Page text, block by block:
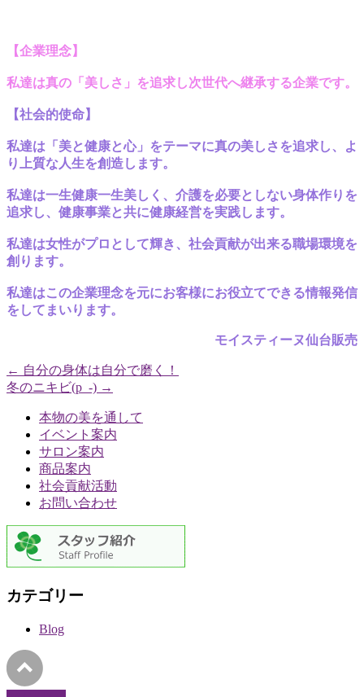
【企業理念】
私達は真の「美しさ」を追求し次世代へ継承する企業です。
【社会的使命】
私達は「美と健康と心」をテーマに真の美しさを追求し、
よ
り上質な人生を創造します。
私達は一生健康一生美しく、 介護を必要としない身体作りを
追求し、健康事業と共に健康経営を実践します。
私達は女性がプロとして輝き、社会貢献が出来る職場環境を
創ります。
私達はこの企業理念を元にお客様にお役立てできる情報発信
をしてまいります。
モイスティーヌ仙台販売
← 自分の身体は自分で磨く！
冬のニキビ(p_-) →
本物の美を通して
イベント案内
サロン案内
商品案内
社会貢献活動
お問い合わせ
カテゴリー
Blog